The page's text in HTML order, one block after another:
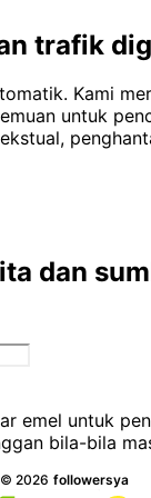
trafik
Kami
untuk
dan
emel untuk
bila-bila
Semua hak cipta
© 2026 followersya